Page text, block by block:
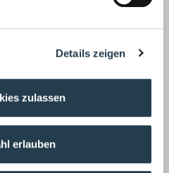
Details zeigen
zulassen
erlauben
regelmäßig auf ihre
Wirtschaftsprüfer,